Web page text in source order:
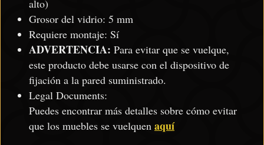
alto)
Grosor del vidrio: 5 mm
Requiere montaje: Sí
ADVERTENCIA: Para evitar que se vuelque,
este producto debe usarse con el dispositivo de
fijación a la pared suministrado.
Legal Documents:
Puedes encontrar más detalles sobre cómo evitar
que los muebles se vuelquen aquí